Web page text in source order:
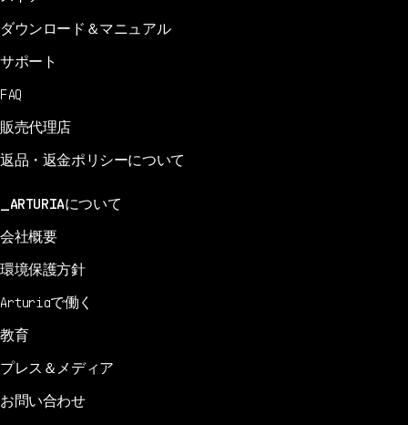
ダウンロード＆マニュアル
サポート
FAQ
販売代理店
返品・返金ポリシーについて
ARTURIAについて
会社概要
環境保護方針
Arturiaで働く
教育
プレス＆メディア
お問い合わせ